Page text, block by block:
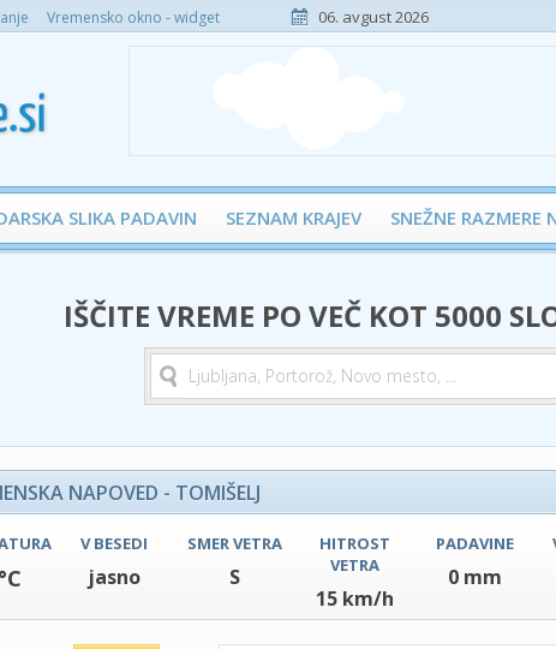
Vremensko okno - widget 06. avgust 2026
SLIKA PADAVIN SEZNAM KRAJEV SNEŽNE RAZMERE
IŠČITE VREME PO VEČ KOT 5000
NAPOVED - TOMIŠELJ
V BESEDI
jasno
SMER VETRA
S
HITROST
VETRA
15 km/h
PADAVINE
0 mm